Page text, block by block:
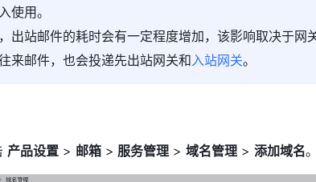
使用。
出站邮件的耗时会有一定程度增加，该影响取决于网
来邮件，也会投递先出站网关和入站网关。
产品设置 > 邮箱 > 服务管理 > 域名管理 > 添加域名。